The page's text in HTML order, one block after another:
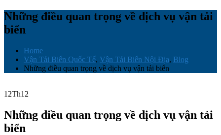
Những điều quan trọng về dịch vụ vận tải
biển
Home
Vận Tải Biển Quốc Tế, Vận Tải Biển Nội Địa, Blog
Những điều quan trọng về dịch vụ vận tải biển
12Th12
Những điều quan trọng về dịch vụ vận tải
biển